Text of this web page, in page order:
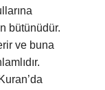
bütünüdür.
ve buna